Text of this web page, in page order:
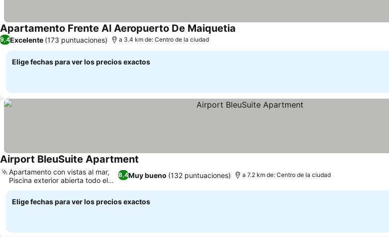
Apartamento Frente Al Aeropuerto De Maiquetia
9,4Excelente (173 puntuaciones) a 3.4 km de: Centro de la ciudad
Elige fechas para ver los precios exactos
Airport BleuSuite Apartment
8,4Muy bueno (132 puntuaciones)
Apartamento con vistas al mar,
Piscina exterior abierta todo el
año
a 7.2 km de: Centro de la ciudad
Elige fechas para ver los precios exactos